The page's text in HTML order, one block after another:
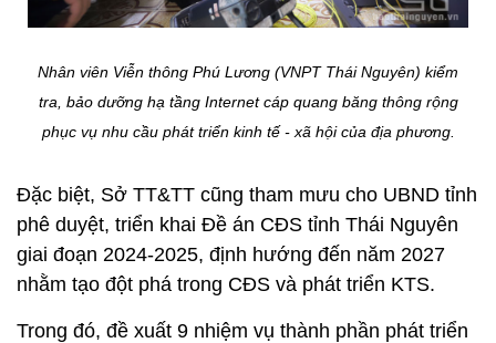
Nhân viên Viễn thông Phú Lương (VNPT Thái Nguyên) kiểm
tra, bảo dưỡng hạ tầng Internet cáp quang băng thông rộng
phục vụ nhu cầu phát triển kinh tế - xã hội của địa phương.
Đặc biệt, Sở TT&TT cũng tham mưu cho UBND tỉnh
phê duyệt, triển khai Đề án CĐS tỉnh Thái Nguyên
giai đoạn 2024-2025, định hướng đến năm 2027
nhằm tạo đột phá trong CĐS và phát triển KTS.
Trong đó, đề xuất 9 nhiệm vụ thành phần phát triển